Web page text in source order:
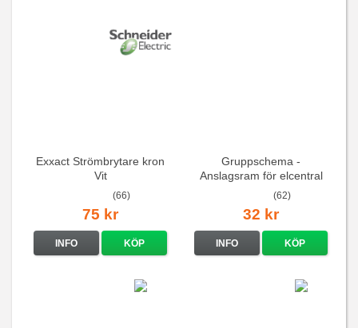
Exxact Strömbrytare kron
Vit
(66)
75 kr
INFO KÖP
Gruppschema -
Anslagsram för elcentral
(62)
32 kr
INFO KÖP